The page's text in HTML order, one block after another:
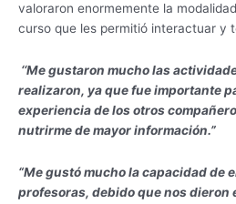
valoraron enormemente la
curso que les permitió interactuar y
‘‘Me gustaron mucho las
realizaron, ya que fue importante
experiencia de los otros
nutrirme de mayor información.”
“Me gustó mucho la capacidad de
profesoras, debido que nos dieron